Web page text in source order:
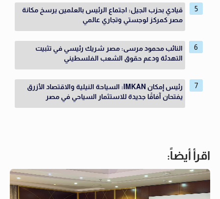
قيادي بحزب الجيل: اجتماع الرئيس بالعلمين يرسخ مكانة
مصر كمركز لوجستي وتجاري عالمي
النائب محمود مرسى: مصر شريك رئيسي في تثبيت
التهدئة ودعم حقوق الشعب الفلسطيني
رئيس إمكان IMKAN: السياحة النيلية والاقتصاد الأزرق
يفتحان آفاقًا جديدة للاستثمار السياحي في مصر
اقرأ أيضاً: